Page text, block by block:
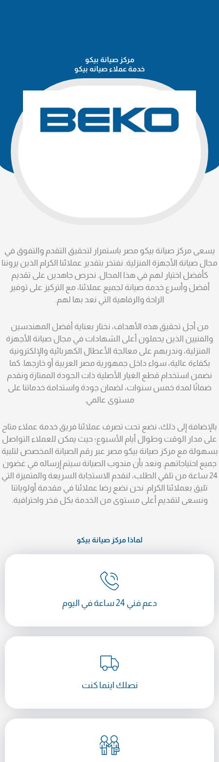
مركز صيانة بيكو
خدمة عملاء صيانه بيكو
يسعى مركز صيانة بيكو مصر باستمرار لتحقيق التقدم والتفوق في
مجال صيانة الأجهزة المنزلية. نفتخر بتقدير عملائنا الكرام الذين يروننا
كأفضل اختيار لهم في هذا المجال. نحرص جاهدين على تقديم
أفضل وأسرع خدمة صيانة لجميع عملائنا، مع التركيز على توفير
الراحة والرفاهية التي نعد بها لهم.
من أجل تحقيق هذه الأهداف، نختار بعناية أفضل المهندسين
والفنيين الذين يحملون أعلى الشهادات في مجال صيانة الأجهزة
المنزلية، وندربهم على معالجة الأعطال الكهربائية والإلكترونية
بكفاءة عالية، سواء داخل جمهورية مصر العربية أو خارجها. كما
نضمن استخدام قطع الغيار الأصلية ذات الجودة الممتازة ونقدم
ضمانًا لمدة خمس سنوات، لضمان جودة واستدامة خدماتنا على
مستوى عالمي.
بالإضافة إلى ذلك، نضع تحت تصرف عملائنا فريق خدمة عملاء متاح
على مدار الوقت وطوال أيام الأسبوع؛ حيث يمكن للعملاء التواصل
بسهولة مع مركز صيانة بيكو مصر عبر رقم الصيانة المخصص لتلبية
جميع احتياجاتهم. ونعد بأن مندوب الصيانة سيتم إرساله في غضون
24 ساعة من تلقي الطلب، لنقدم الاستجابة السريعة والمتميزة التي
تليق بعملائنا الكرام. نحن نضع رضا عملائنا في مقدمة أولوياتنا
ونسعى لتقديم أعلى مستوى من الخدمة بكل فخر واحترافية.
لماذا مركز صيانة بيكو
دعم فني 24 ساعة في اليوم
نصلك اينما كنت